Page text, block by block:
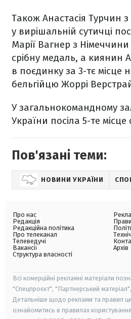
Також Анастасія Турчин з
у вирішальній сутичці
Марії Вагнер з
срібну медаль, а киянин
в поєдинку за 3-тє місце
бельгійцю Жоррі
У загальнокомандному
України посіла 5-те
Пов'язані теми:
НОВИНИ УКРАЇНИ
Про нас
Редакція
Редакційна політика
Про телеканал
Телеведучі
Вакансії
Структура власності
Архів
Всі комерційні рекламні матеріали
"Спецпроєкт", "Партнерський
Детальніше щодо реклами та правил
ознайомитись в правилах